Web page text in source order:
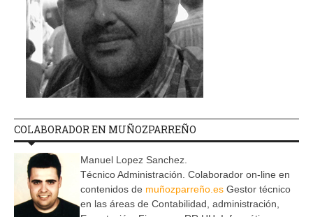
COLABORADOR EN MUÑOZPARREÑO
Manuel Lopez Sanchez.
Técnico Administración. Colaborador on-line en
contenidos de muñozparreño.es Gestor técnico
en las áreas de Contabilidad, administración,